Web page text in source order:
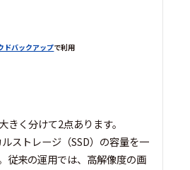
ドバックアップで利用
きく分けて2点あります。
ストレージ（SSD）の容量を一
従来の運用では、高解像度の画